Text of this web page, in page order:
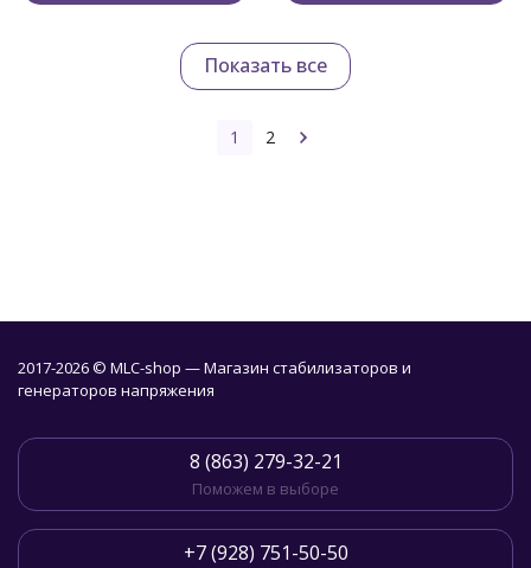
Показать все
1 2
2017-2026 © MLC-shop — Магазин стабилизаторов и
генераторов напряжения
8 (863) 279-32-21
Поможем в выборе
+7 (928) 751-50-50